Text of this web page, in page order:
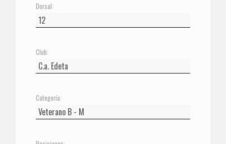
Dorsal:
Club:
Categoría: